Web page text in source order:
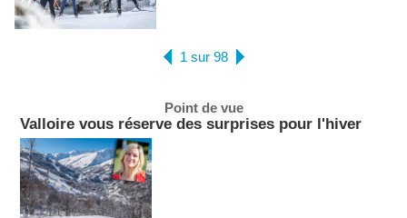
1 sur 98
Point de vue
Valloire vous réserve des surprises pour l'hiver